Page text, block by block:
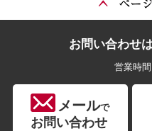
お問い合わせ
営業時
メールで
お問い合わせ